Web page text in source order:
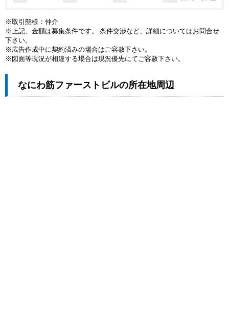
※取引態様：仲介
※上記、金額は募集条件です。 条件交渉など、詳細についてはお問合せ
下さい。
※広告作成中に契約済みの場合はご容赦下さい。
※図面等現況が相違する場合は現況優先にてご容赦下さい。
なにわ筋ファーストビルの所在地周辺